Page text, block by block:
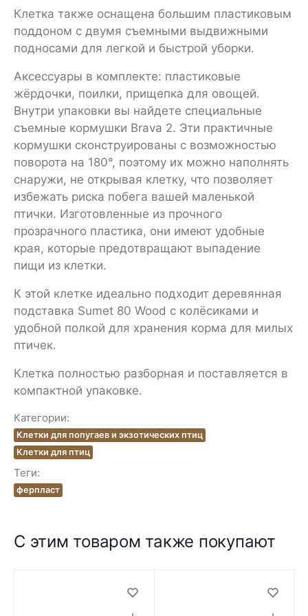
Клетка также оснащена большим пластиковым
поддоном с двумя съемными выдвижными
подносами для легкой и быстрой уборки.
Аксессуары в комплекте: пластиковые
жёрдочки, поилки, прищепка для овощей.
Внутри упаковки вы найдете специальные
съемные кормушки Brava 2. Эти практичные
кормушки сконструированы с возможностью
поворота на 180°, поэтому их можно наполнять
снаружи, не открывая клетку, что позволяет
избежать риска побега вашей маленькой
птички. Изготовленные из прочного
прозрачного пластика, они имеют удобные
края, которые предотвращают выпадение
пищи из клетки.
К этой клетке идеально подходит деревянная
подставка Sumet 80 Wood с колёсиками и
удобной полкой для хранения корма для милых
птичек.
Клетка полностью разборная и поставляется в
компактной упаковке.
Категории:
Клетки для попугаев и экзотических птиц
Клетки для птиц
Теги:
ферпласт
С этим товаром также покупают